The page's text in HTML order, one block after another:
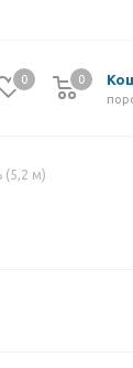
0
0
0
(5,2 м)